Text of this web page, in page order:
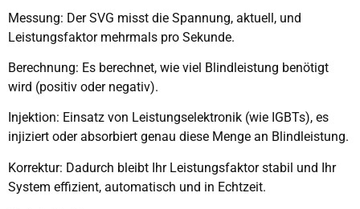
Messung: Der SVG misst die Spannung, aktuell, und
Leistungsfaktor mehrmals pro Sekunde.
Berechnung: Es berechnet, wie viel Blindleistung benötigt
wird (positiv oder negativ).
Injektion: Einsatz von Leistungselektronik (wie IGBTs), es
injiziert oder absorbiert genau diese Menge an Blindleistung.
Korrektur: Dadurch bleibt Ihr Leistungsfaktor stabil und Ihr
System effizient, automatisch und in Echtzeit.